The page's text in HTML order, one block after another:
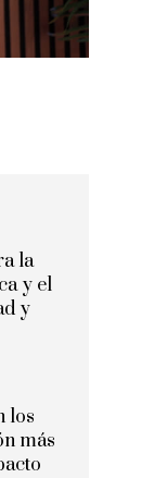
la
y el
y
los
más